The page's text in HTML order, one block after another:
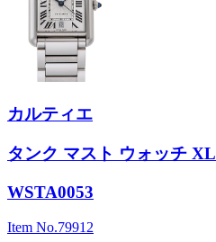
カルティエ
タンク マスト ウォッチ XL
WSTA0053
Item No.79912